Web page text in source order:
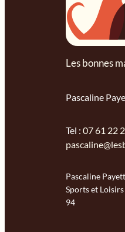
Les bonnes
Pascaline
Tel : 07 61 22
Pascaline
Sports et
94